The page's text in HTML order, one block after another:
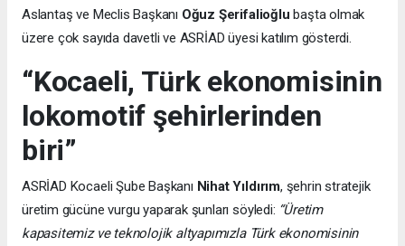
Aslantaş ve Meclis Başkanı Oğuz Şerifalioğlu başta olmak
üzere çok sayıda davetli ve ASRİAD üyesi katılım gösterdi.
“Kocaeli, Türk ekonomisinin
lokomotif şehirlerinden
biri”
ASRİAD Kocaeli Şube Başkanı Nihat Yıldırım, şehrin stratejik
üretim gücüne vurgu yaparak şunları söyledi: “Üretim
kapasitemiz ve teknolojik altyapımızla Türk ekonomisinin